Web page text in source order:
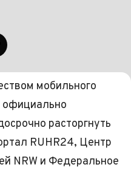
мобильного
официально
расторгнуть
RUHR24, Центр
NRW и Федеральное